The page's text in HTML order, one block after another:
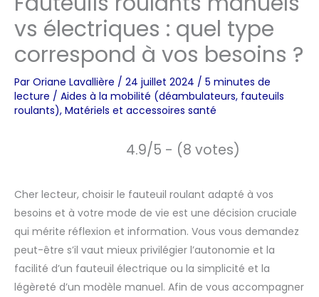
vs électriques : quel type
correspond à vos besoins ?
Par Oriane Lavallière / 24 juillet 2024 / 5 minutes de
lecture / Aides à la mobilité (déambulateurs, fauteuils
roulants), Matériels et accessoires santé
4.9/5 - (8 votes)
Cher lecteur, choisir le fauteuil roulant adapté à vos
besoins et à votre mode de vie est une décision cruciale
qui mérite réflexion et information. Vous vous demandez
peut-être s’il vaut mieux privilégier l’autonomie et la
facilité d’un fauteuil électrique ou la simplicité et la
légèreté d’un modèle manuel. Afin de vous accompagner